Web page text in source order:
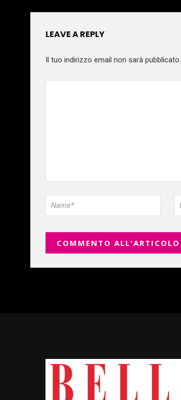
LEAVE A REPLY
Il tuo indirizzo email non sarà pubblicato.